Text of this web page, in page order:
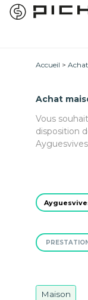
Accueil
Achat
Vous
disposition
Maison